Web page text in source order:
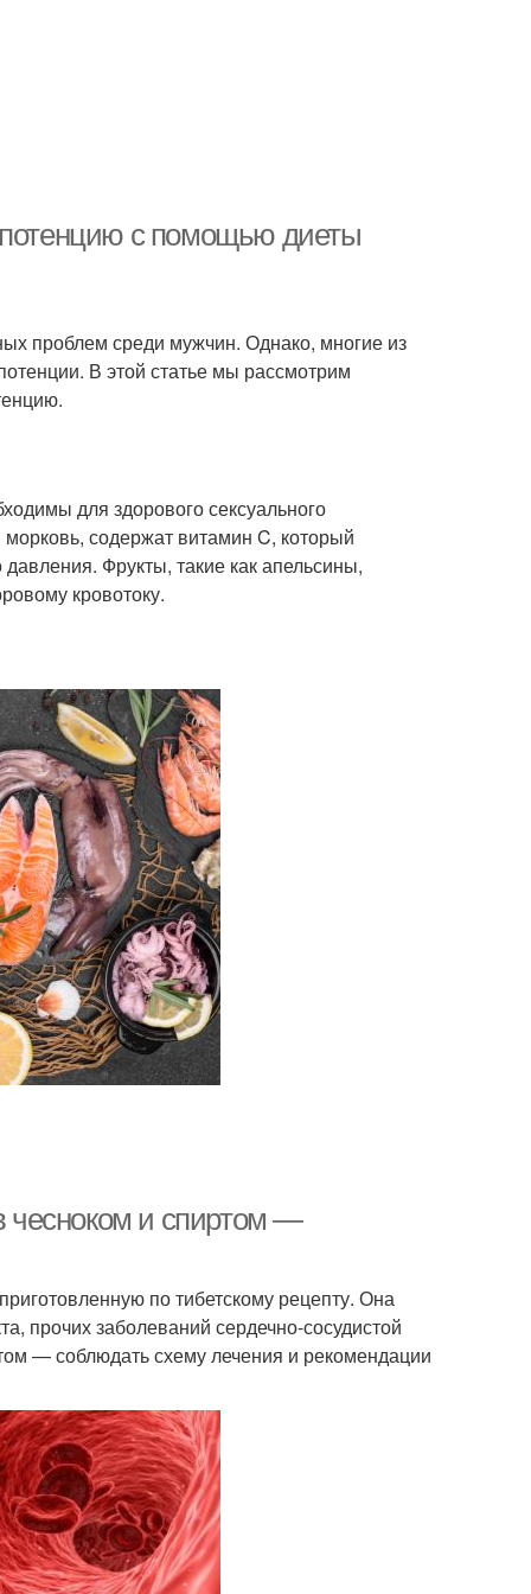
с помощью диеты
проблем среди мужчин. Однако, многие из
В этой статье мы рассмотрим
для здорового сексуального
содержат витамин C, который
Фрукты, такие как апельсины,
кровотоку.
чесноком и спиртом —
по тибетскому рецепту. Она
прочих заболеваний сердечно-сосудистой
— соблюдать схему лечения и рекомендации